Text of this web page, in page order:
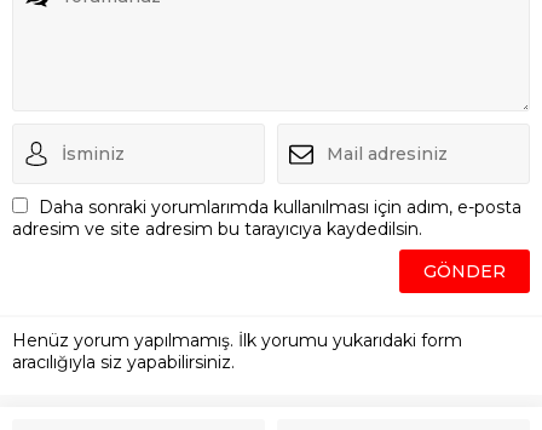
Daha sonraki yorumlarımda kullanılması için adım, e-posta
adresim ve site adresim bu tarayıcıya kaydedilsin.
Henüz yorum yapılmamış. İlk yorumu yukarıdaki form
aracılığıyla siz yapabilirsiniz.